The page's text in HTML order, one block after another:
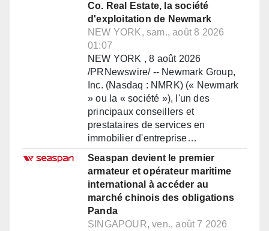
Co. Real Estate, la société
d'exploitation de Newmark
NEW YORK, sam., août 8 2026
01:07
NEW YORK , 8 août 2026
/PRNewswire/ -- Newmark Group,
Inc. (Nasdaq : NMRK) (« Newmark
» ou la « société »), l'un des
principaux conseillers et
prestataires de services en
immobilier d'entreprise…
Seaspan devient le premier
armateur et opérateur maritime
international à accéder au
marché chinois des obligations
Panda
SINGAPOUR, ven., août 7 2026